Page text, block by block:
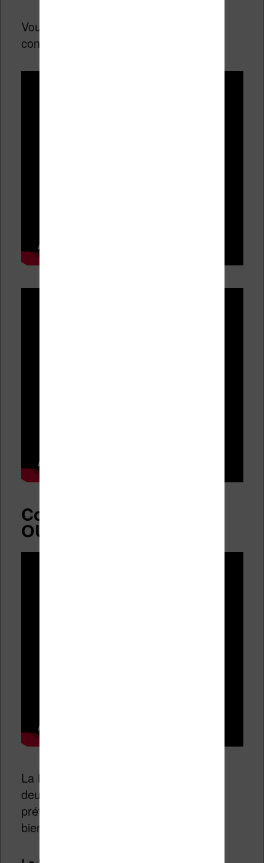
Vous verrez que le résultat est plutôt
convaincant :
Conclusion : un grand
OUI !
La Kobo Libra H2O sera disponible en
deux couleurs : noir ou blanc. J’avoue
préférer la couleur blanche qui va très
bien au style de cette liseuse.